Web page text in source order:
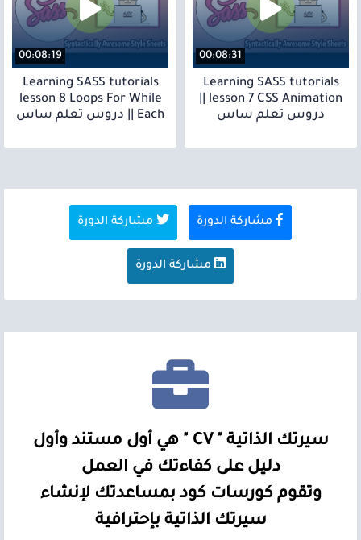
00:08:31
Learning SASS tutorials
دروس تعلم ساس
00:08:19
Learning SASS tutorials
lesson 8 Loops For While
Each || دروس تعلم ساس
مشاركة الدورة مشاركة الدورة
مشاركة الدورة
سيرتك الذاتية " CV " هي أول مستند وأول
دليل على كفاءتك في العمل
وتقوم كورسات كود بمساعدتك لإنشاء
سيرتك الذاتية بإحترافية